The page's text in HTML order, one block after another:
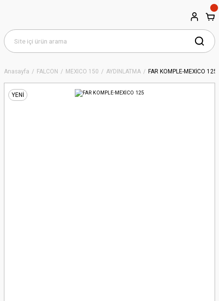
Anasayfa FALCON MEXICO 150 AYDINLATMA FAR KOMPLE-MEXİCO 125
YENİ